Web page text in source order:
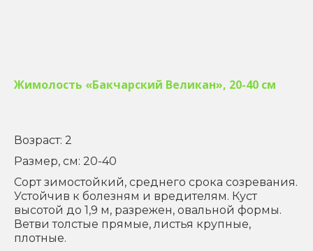
Жимолость «Бакчарский Великан», 20-40 см
Возраст: 2
Размер, см: 20-40
Сорт зимостойкий, среднего срока созревания.
Устойчив к болезням и вредителям. Куст
высотой до 1,9 м, разрежен, овальной формы.
Ветви толстые прямые, листья крупные,
плотные.